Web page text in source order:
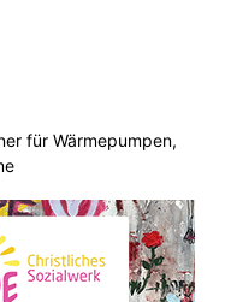
für Wärmepumpen,